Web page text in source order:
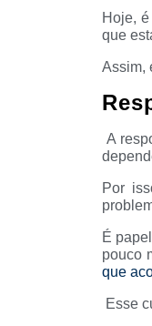
Hoje,
que
Assim,
A
Por
É
pouco
que
Esse